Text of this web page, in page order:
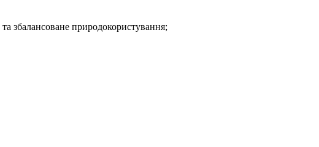
збалансоване природокористування;